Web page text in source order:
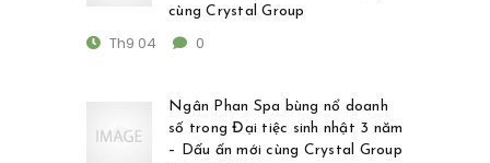
cùng Crystal Group
Th9 04 0
Ngân Phan Spa bùng nổ doanh
số trong Đại tiệc sinh nhật 3 năm
– Dấu ấn mới cùng Crystal Group